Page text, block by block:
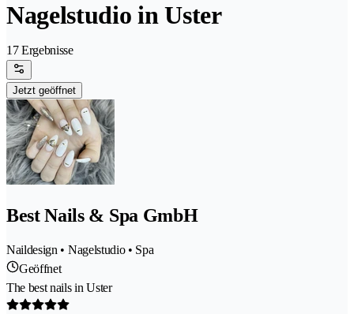
Nagelstudio in Uster
17 Ergebnisse
Jetzt geöffnet
Best Nails & Spa GmbH
Naildesign • Nagelstudio • Spa
Geöffnet
The best nails in Uster